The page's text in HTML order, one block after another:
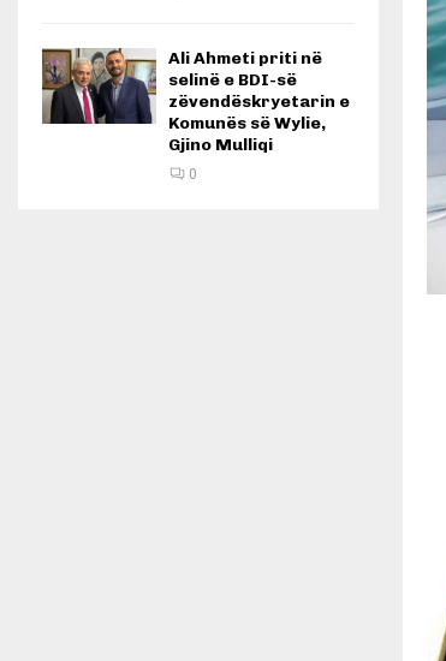
Ali Ahmeti priti në
selinë e BDI-së
zëvendëskryetarin e
Komunës së Wylie,
Gjino Mulliqi
0